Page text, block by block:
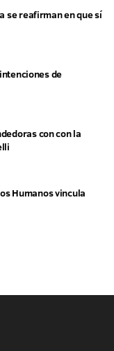
se reafirman en que sí
de
con con la
Humanos vincula